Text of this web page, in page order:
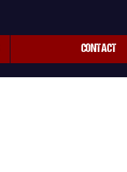
CONTACT